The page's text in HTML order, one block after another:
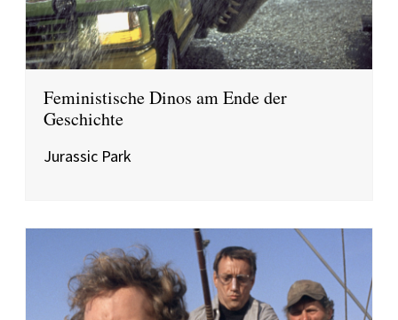
Feministische Dinos am Ende der
Geschichte
Jurassic Park